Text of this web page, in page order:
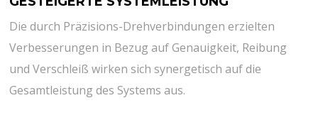
Die durch Präzisions-Drehverbindungen erzielten
Verbesserungen in Bezug auf Genauigkeit, Reibung
und Verschleiß wirken sich synergetisch auf die
Gesamtleistung des Systems aus.